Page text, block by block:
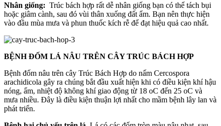
Nhân giống: Trúc bách hợp rất dễ nhân giống bạn có thể tách bụi
hoặc giâm cành, sau đó vùi thân xuống đất ẩm. Bạn nên thực hiện
vào đầu mùa mưa và phun thuốc kích rễ để đạt hiệu quả cao nhất.
BỆNH ĐỐM LÁ NÂU TRÊN CÂY TRÚC BÁCH HỢP
Bệnh đốm nâu trên cây Trúc Bách Hợp do nấm Cercospora
arachidicola gây ra chúng bắt đầu xuất hiện khi có điều kiện khí hậu
nóng, ẩm, nhiệt độ không khí giao động từ 18 oC đến 25 oC và
mưa nhiều. Đây là điều kiện thuận lợi nhất cho mầm bệnh lây lan và
phát triển.